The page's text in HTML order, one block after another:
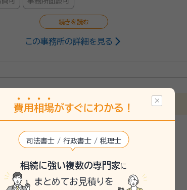
岡大学商学部第二部卒
この事務所の詳細を見る
費用 相場がすぐにわかる！
司法書士 / 行政書士 / 税理士
相続に強い複数の専門家に
まとめてお見積りを